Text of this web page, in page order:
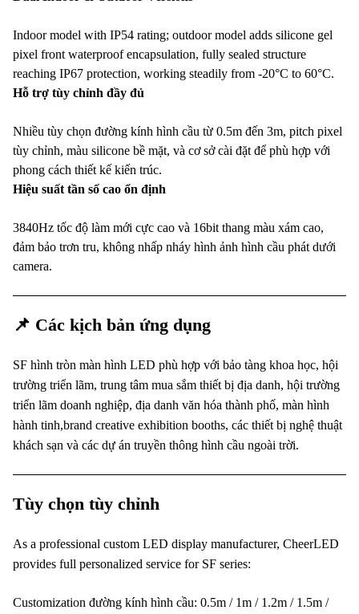
Indoor model with IP54 rating; outdoor model adds silicone gel
pixel front waterproof encapsulation, fully sealed structure
reaching IP67 protection, working steadily from -20°C to 60°C.
Hỗ trợ tùy chỉnh đầy đủ
Nhiều tùy chọn đường kính hình cầu từ 0.5m đến 3m, pitch pixel
tùy chỉnh, màu silicone bề mặt, và cơ sở cài đặt để phù hợp với
phong cách thiết kế kiến trúc.
Hiệu suất tần số cao ổn định
3840Hz tốc độ làm mới cực cao và 16bit thang màu xám cao,
đảm bảo trơn tru, không nhấp nháy hình ảnh hình cầu phát dưới
camera.
📌 Các kịch bản ứng dụng
SF hình tròn màn hình LED phù hợp với bảo tàng khoa học, hội
trường triển lãm, trung tâm mua sắm thiết bị địa danh, hội trường
triển lãm doanh nghiệp, địa danh văn hóa thành phố, màn hình
hành tinh,brand creative exhibition booths, các thiết bị nghệ thuật
khách sạn và các dự án truyền thông hình cầu ngoài trời.
Tùy chọn tùy chỉnh
As a professional custom LED display manufacturer, CheerLED
provides full personalized service for SF series:
Customization đường kính hình cầu: 0.5m / 1m / 1.2m / 1.5m /